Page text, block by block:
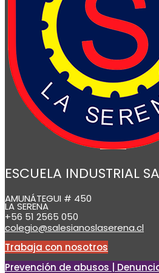
ESCUELA INDUSTRIAL
AMUNÁTEGUI # 450
LA SERENA
+56 51 2565 050
colegio@salesianoslaserena.cl
Trabaja con nosotros
Prevención de abusos |